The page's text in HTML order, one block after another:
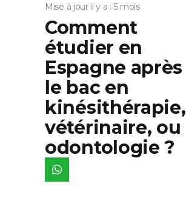
Mise à jour il y a : 5 mois
Comment
étudier en
Espagne après
le bac en
kinésithérapie,
vétérinaire, ou
odontologie ?